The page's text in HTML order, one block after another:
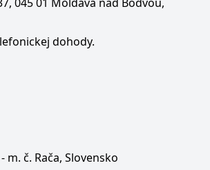
045 01 Moldava nad Bodvou,
dohody.
m. č. Rača, Slovensko